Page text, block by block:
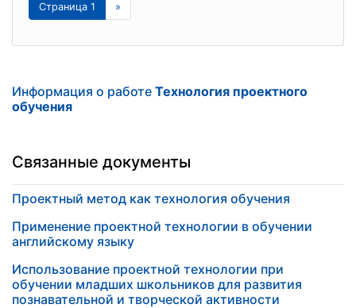
Страница 1 »
Информация о работе Технология проектного
обучения
Связанные документы
Проектный метод как технология обучения
Применение проектной технологии в обучении
английскому языку
Использование проектной технологии при
обучении младших школьников для развития
познавательной и творческой активности